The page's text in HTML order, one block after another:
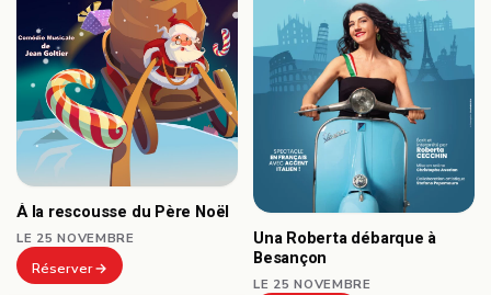
À la rescousse du Père Noël
LE 25 NOVEMBRE
Réserver
Una Roberta débarque à
Besançon
LE 25 NOVEMBRE